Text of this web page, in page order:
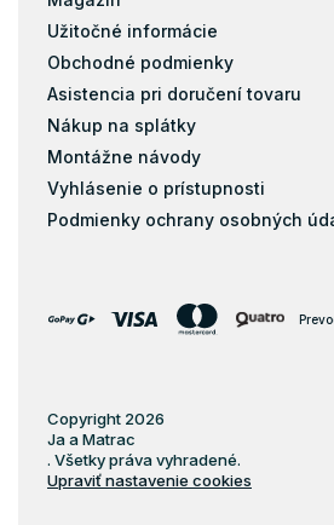
Užitočné informácie
Obchodné podmienky
Asistencia pri doručení tovaru
Nákup na splátky
Montážne návody
Vyhlásenie o prístupnosti
Podmienky ochrany osobných
Copyright 2026
Ja a Matrac
. Všetky práva vyhradené.
Upraviť nastavenie cookies